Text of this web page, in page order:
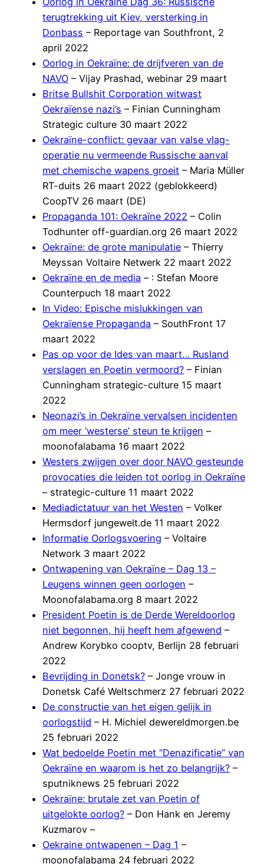
terugtrekking uit Kiev, versterking in
Donbass – Reportage van Southfront, 2
april 2022
Oorlog in Oekraïne: de drijfveren van de
NAVO – Vijay Prashad, webinar 29 maart
Britse Bullshit Corporation witwast
Oekraïense nazi’s – Finian Cunningham
Strategic culture 30 maart 2022
Oekraïne-conflict: gevaar van valse vlag-
operatie nu vermeende Russische aanval
met chemische wapens groeit – Maria Müller
RT-duits 26 maart 2022 (geblokkeerd)
CoopTV 26 maart (DE)
Propaganda 101: Oekraïne 2022 – Colin
Todhunter off-guardian.org 26 maart 2022
Oekraïne: de grote manipulatie – Thierry
Meyssan Voltaire Netwerk 22 maart 2022
Oekraïne en de media – : Stefan Moore
Counterpuch 18 maart 2022
In Video: Epische mislukkingen van
Oekraïense Propaganda – SouthFront 17
maart 2022
Pas op voor de Ides van maart… Rusland
verslagen en Poetin vermoord? – Finian
Cunningham strategic-culture 15 maart
2022
Neonazi’s in Oekraïne vervalsen incidenten
om meer ‘westerse’ steun te krijgen –
moonofalabama 16 maart 2022
Westers zwijgen over door NAVO gesteunde
provocaties die leiden tot oorlog in Oekraïne
– strategic-culture 11 maart 2022
Mediadictatuur van het Westen – Volker
Hermsdorf jungewelt.de 11 maart 2022
Informatie Oorlogsvoering – Voltaire
Network 3 maart 2022
Ontwapening van Oekraïne – Dag 13 –
Leugens winnen geen oorlogen –
Moonofalabama.org 8 maart 2022
President Poetin is de Derde Wereldoorlog
niet begonnen, hij heeft hem afgewend –
Andrew Korybko cooptv, Berlijn 28 februari
2022
Bevrijding in Donetsk? – Jonge vrouw in
Donetsk Café Weltschmerz 27 februari 2022
De constructie van het eigen gelijk in
oorlogstijd – H. Michiel dewereldmorgen.be
25 februari 2022
Wat bedoelde Poetin met “Denazificatie” van
Oekraïne en waarom is het zo belangrijk? –
sputniknews 25 februari 2022
Oekraïne: brutale zet van Poetin of
uitgelokte oorlog? – Don Hank en Jeremy
Kuzmarov –
Oekraine ontwapenen – Dag 1 –
moonofalabama 24 februari 2022